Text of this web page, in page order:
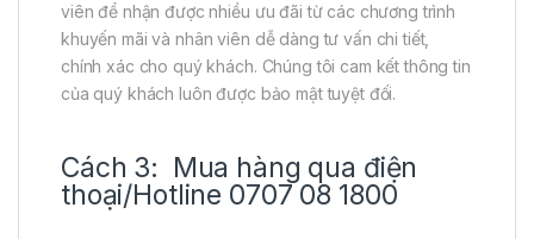
viên để nhận được nhiều ưu đãi từ các chương trình
khuyến mãi và nhân viên dễ dàng tư vấn chi tiết,
chính xác cho quý khách. Chúng tôi cam kết thông tin
của quý khách luôn được bảo mật tuyệt đối.
Cách 3: Mua hàng qua điện
thoại/Hotline 0707 08 1800